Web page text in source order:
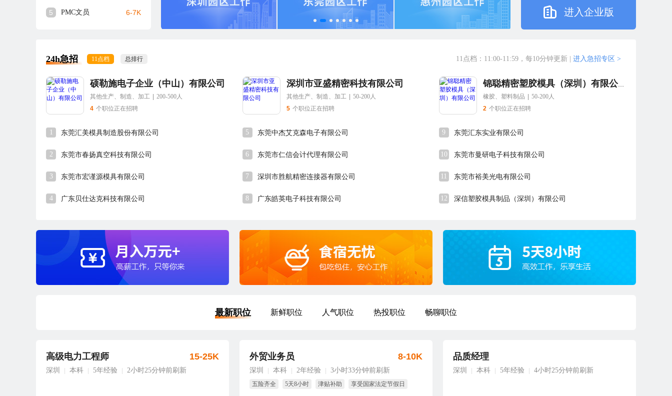
5 PMC文员 6-7K 进入企业版
24h急招 11点档 总排行 11点档：11:00-11:59，每10分钟更新 进入急招专区 >
硕勒施电子企业（中山）有限公司
其他生产、制造、加工
200-500人
4 个职位正在招聘
深圳市亚盛精密科技有限公司
其他生产、制造、加工
50-200人
5 个职位正在招聘
锦聪精密塑胶模具（深圳）有限公司
橡胶、塑料制品
50-200人
2 个职位正在招聘
1 东莞汇美模具制造股份有限公司
2 东莞市春扬真空科技有限公司
3 东莞市宏谨源模具有限公司
4 广东贝仕达克科技有限公司
5 东莞中杰艾克森电子有限公司
6 东莞市仁信会计代理有限公司
7 深圳市胜航精密连接器有限公司
8 广东皓英电子科技有限公司
9 东莞汇东实业有限公司
10 东莞市曼研电子科技有限公司
11 东莞市裕美光电有限公司
12 深信塑胶模具制品（深圳）有限公司
最新职位 新鲜职位 人气职位 热投职位 畅聊职位
高级电力工程师
深圳 本科 5年经验 2小时25分钟前刷新
15-25K 外贸业务员
深圳 本科 2年经验 3小时33分钟前刷新
五险齐全 5天8小时 津贴补助
享受国家法定节假日
8-10K 品质经理
深圳 本科 5年经验 4小时25分钟前刷新